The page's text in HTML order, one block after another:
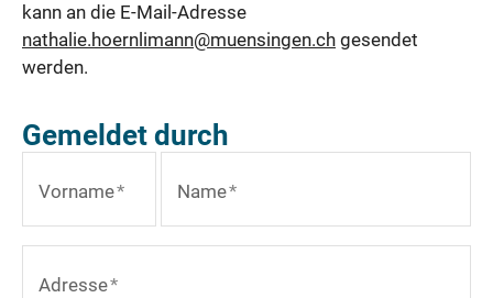
kann an die E-Mail-Adresse
nathalie.hoernlimann@muensingen.ch gesendet
werden.
Gemeldet durch
Vorname* Name*
Adresse*